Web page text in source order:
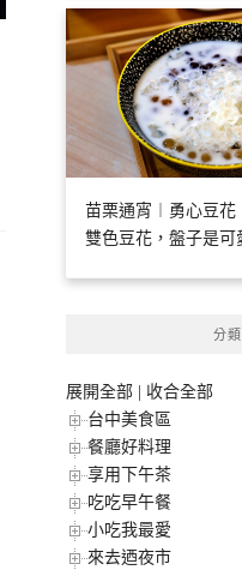
苗栗通宵︱勇心豆花
雙色豆花，盤子是可
分類
展開全部
收合全部
台中美食區
餐廳好料理
享用下午茶
吃吃早午餐
小吃我最愛
來去迺夜市